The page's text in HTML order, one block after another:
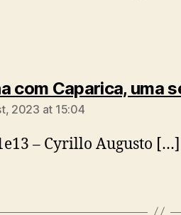
com Caparica, uma
2023 at 15:04
– Cyrillo Augusto […]